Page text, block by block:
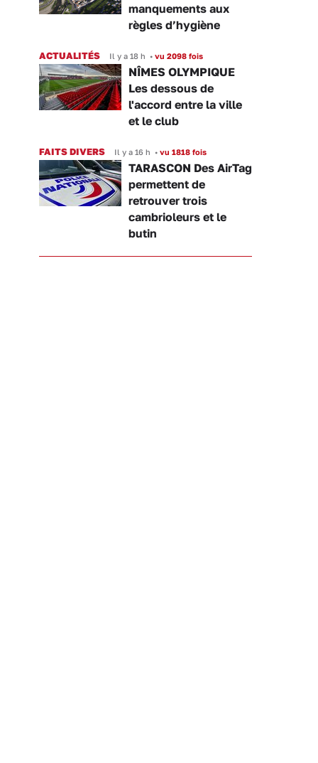
manquements aux
règles d’hygiène
ACTUALITÉS Il y a 18 h • vu 2098 fois
NÎMES OLYMPIQUE
Les dessous de
l'accord entre la ville
et le club
FAITS DIVERS Il y a 16 h • vu 1818 fois
TARASCON Des AirTag
permettent de
retrouver trois
cambrioleurs et le
butin